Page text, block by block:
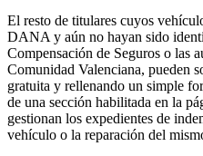
El resto de titulares cuyos
DANA y aún no hayan sido
Compensación de Seguros o las
Comunidad Valenciana, pueden
gratuita y rellenando un simple
de una sección habilitada en la
gestionan los expedientes de
vehículo o la reparación del